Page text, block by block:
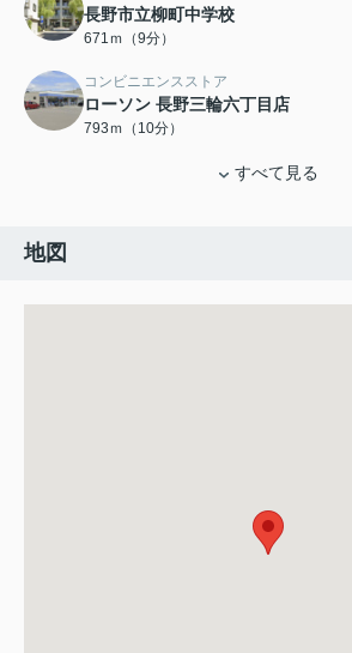
長野市立柳町中学校
671ｍ（9分）
コンビニエンスストア
ローソン 長野三輪六丁目店
793ｍ（10分）
すべて見る
地図